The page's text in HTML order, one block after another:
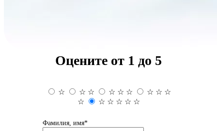
Оцените от 1 до 5
☆ ☆ ☆ ☆ ☆ ☆ ☆ ☆ ☆
☆
☆ ☆ ☆ ☆ ☆
Фамилия, имя*